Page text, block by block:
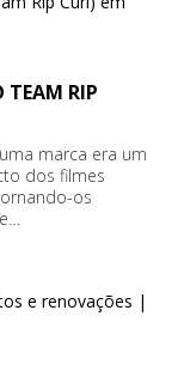
TEAM RIP
marca era um
dos filmes
os